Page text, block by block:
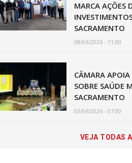
MARCA AÇÕES
SACRAMENTO
08/06/2026 - 11:00
CÂMARA APOIA
SOBRE SAÚDE
SACRAMENTO
03/06/2026 - 07:00
VEJA TODAS